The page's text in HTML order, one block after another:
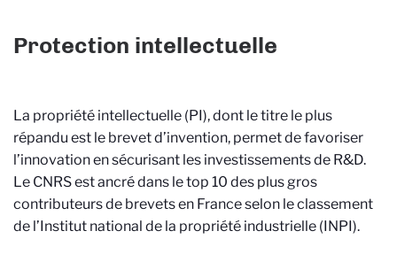
Protection intellectuelle
La propriété intellectuelle (PI), dont le titre le plus
répandu est le brevet d’invention, permet de favoriser
l’innovation en sécurisant les investissements de R&D.
Le CNRS est ancré dans le top 10 des plus gros
contributeurs de brevets en France selon le classement
de l’Institut national de la propriété industrielle (INPI).